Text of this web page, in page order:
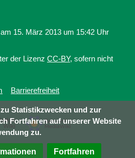
Statistikzwecken und zur
Fortfahren auf unserer Website
zu.
Fortfahren
15. März 2013 um 15:42 Uhr
der Lizenz CC-BY, sofern nicht
Barrierefreiheit